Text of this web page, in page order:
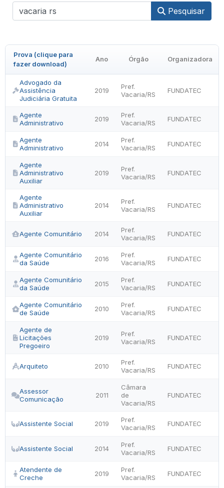
Pesquisar
Prova (clique para
fazer download)
Ano Órgão Organizadora
Advogado da
Assistência
Judiciária Gratuita
2019
Pref.
Vacaria/RS
FUNDATEC
Agente
Administrativo
2019
Pref.
Vacaria/RS
FUNDATEC
Agente
Administrativo
2014
Pref.
Vacaria/RS
FUNDATEC
Agente
Administrativo
Auxiliar
2019
Pref.
Vacaria/RS
FUNDATEC
Agente
Administrativo
Auxiliar
2014
Pref.
Vacaria/RS
FUNDATEC
Agente Comunitário 2014
Pref.
Vacaria/RS
FUNDATEC
Agente Comunitário
da Saúde
2016
Pref.
Vacaria/RS
FUNDATEC
Agente Comunitário
da Saúde
2015
Pref.
Vacaria/RS
FUNDATEC
Agente Comunitário
de Saúde
2010
Pref.
Vacaria/RS
FUNDATEC
Agente de
Licitações
Pregoeiro
2019
Pref.
Vacaria/RS
FUNDATEC
Arquiteto 2010
Pref.
Vacaria/RS
FUNDATEC
Assessor
Comunicação
2011
Câmara
de
Vacaria/RS
FUNDATEC
Assistente Social 2019
Pref.
Vacaria/RS
FUNDATEC
Assistente Social 2014
Pref.
Vacaria/RS
FUNDATEC
Atendente de
Creche
2019
Pref.
Vacaria/RS
FUNDATEC